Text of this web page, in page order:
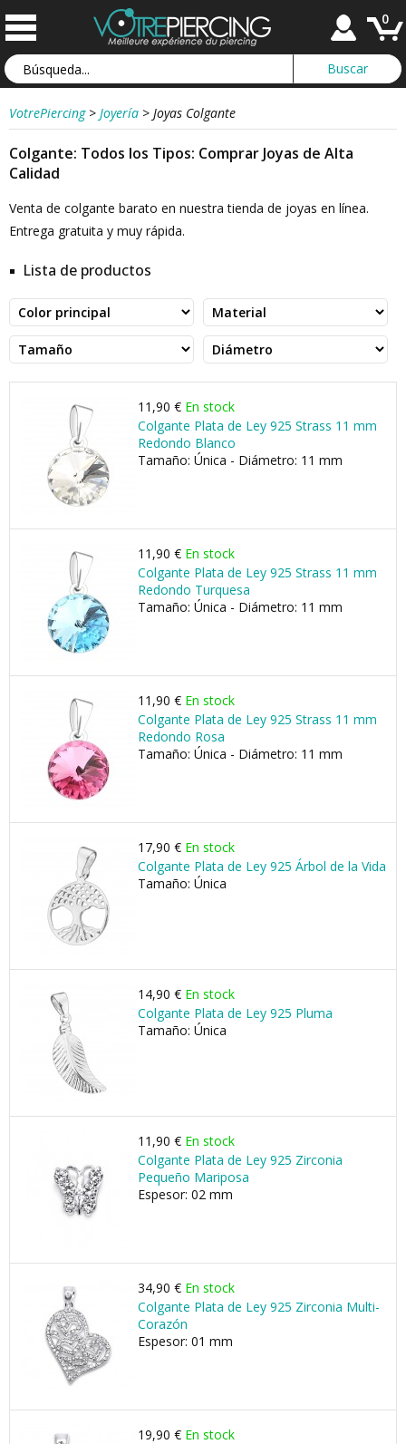
0
VotrePiercing > Joyería > Joyas Colgante
Colgante: Todos los Tipos: Comprar Joyas de Alta
Calidad
Venta de colgante barato en nuestra tienda de joyas en línea.
Entrega gratuita y muy rápida.
Lista de productos
11,90 € En stock
Colgante Plata de Ley 925 Strass 11 mm
Redondo Blanco
Tamaño: Única - Diámetro: 11 mm
11,90 € En stock
Colgante Plata de Ley 925 Strass 11 mm
Redondo Turquesa
Tamaño: Única - Diámetro: 11 mm
11,90 € En stock
Colgante Plata de Ley 925 Strass 11 mm
Redondo Rosa
Tamaño: Única - Diámetro: 11 mm
17,90 € En stock
Colgante Plata de Ley 925 Árbol de la Vida
Tamaño: Única
14,90 € En stock
Colgante Plata de Ley 925 Pluma
Tamaño: Única
11,90 € En stock
Colgante Plata de Ley 925 Zirconia
Pequeño Mariposa
Espesor: 02 mm
34,90 € En stock
Colgante Plata de Ley 925 Zirconia Multi-
Corazón
Espesor: 01 mm
19,90 € En stock